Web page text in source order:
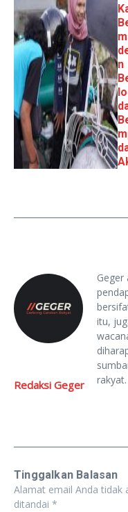
n
Redaksi Geger
Geger
itu,
rakyat.
Tinggalkan Balasan
Alamat email Anda tidak
ditandai *